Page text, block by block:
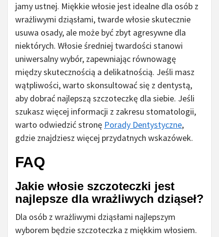
jamy ustnej. Miękkie włosie jest idealne dla osób z
wrażliwymi dziąsłami, twarde włosie skutecznie
usuwa osady, ale może być zbyt agresywne dla
niektórych. Włosie średniej twardości stanowi
uniwersalny wybór, zapewniając równowagę
między skutecznością a delikatnością. Jeśli masz
wątpliwości, warto skonsultować się z dentystą,
aby dobrać najlepszą szczoteczkę dla siebie. Jeśli
szukasz więcej informacji z zakresu stomatologii,
warto odwiedzić stronę Porady Dentystyczne,
gdzie znajdziesz więcej przydatnych wskazówek.
FAQ
Jakie włosie szczoteczki jest
najlepsze dla wrażliwych dziąseł?
Dla osób z wrażliwymi dziąsłami najlepszym
wyborem będzie szczoteczka z miękkim włosiem.